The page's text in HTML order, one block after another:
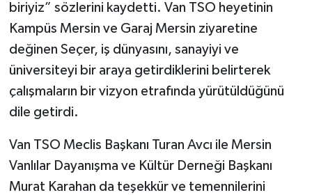
biriyiz” sözlerini kaydetti. Van TSO heyetinin
Kampüs Mersin ve Garaj Mersin ziyaretine
değinen Seçer, iş dünyasını, sanayiyi ve
üniversiteyi bir araya getirdiklerini belirterek
çalışmaların bir vizyon etrafında yürütüldüğünü
dile getirdi.
Van TSO Meclis Başkanı Turan Avcı ile Mersin
Vanlılar Dayanışma ve Kültür Derneği Başkanı
Murat Karahan da teşekkür ve temennilerini